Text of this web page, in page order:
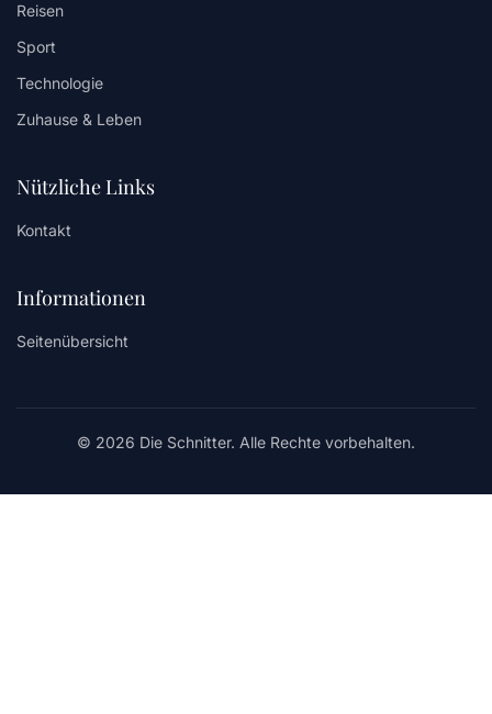
Reisen
Sport
Technologie
Zuhause & Leben
Nützliche Links
Kontakt
Informationen
Seitenübersicht
© 2026 Die Schnitter. Alle Rechte vorbehalten.